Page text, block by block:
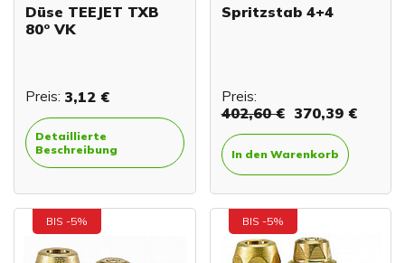
Düse TEEJET TXB
80° VK
Preis: 3,12 €
Detaillierte
Beschreibung
Spritzstab 4+4
Preis:
402,60 € 370,39 €
In den Warenkorb
BIS -5% BIS -5%